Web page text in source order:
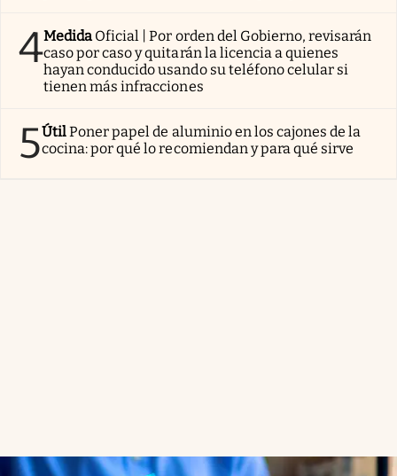
4Medida Oficial | Por orden del Gobierno, revisarán
caso por caso y quitarán la licencia a quienes
hayan conducido usando su teléfono celular si
tienen más infracciones
5ÚtilPoner papel de aluminio en los cajones de la
cocina: por qué lo recomiendan y para qué sirve